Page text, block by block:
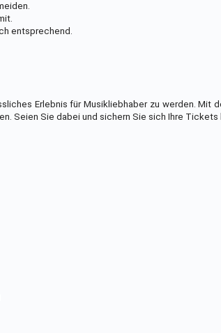
entsprechend.
Erlebnis für Musikliebhaber zu werden. Mit
Seien Sie dabei und sichern Sie sich Ihre Tickets